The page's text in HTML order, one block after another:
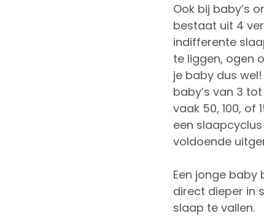
Ook bij baby’s
bestaat uit 4
indifferente
te liggen, ogen
je baby dus
baby’s van 3
vaak 50, 100, of
een
voldoende
Een jonge
direct dieper in
slaap te vallen.